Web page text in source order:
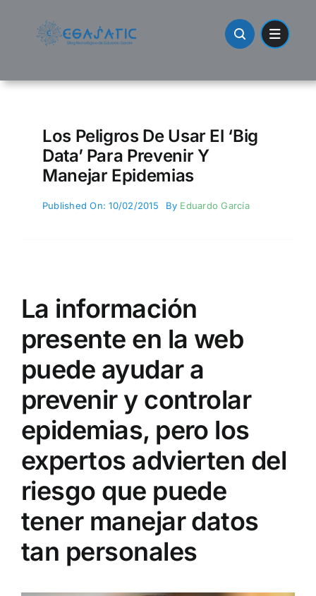
Los Peligros De Usar El ‘Big
Data’ Para Prevenir Y
Manejar Epidemias
Published On: 10/02/2015 By Eduardo García
La información
presente en la web
puede ayudar a
prevenir y controlar
epidemias, pero los
expertos advierten del
riesgo que puede
tener manejar datos
tan personales